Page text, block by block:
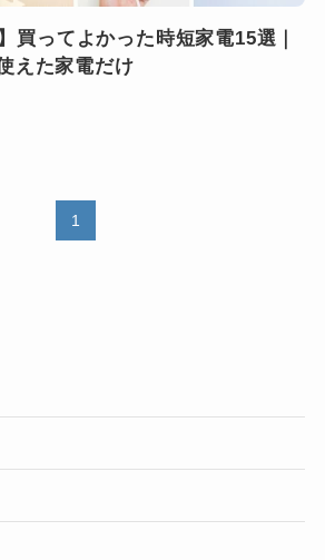
買ってよかった時短家電15選｜
えた家電だけ
1